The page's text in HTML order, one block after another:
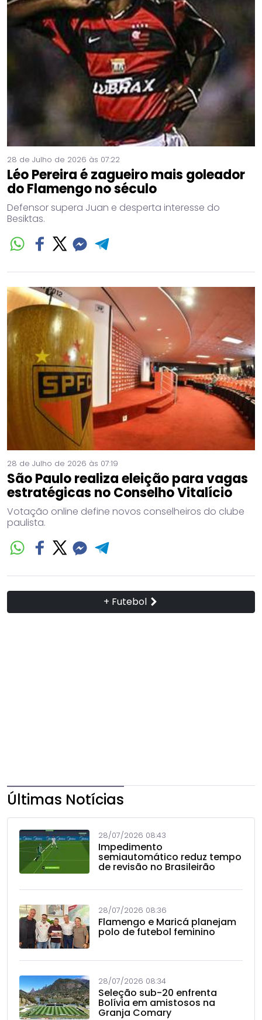
28 de Julho de 2026 às 07:22
Léo Pereira é zagueiro mais goleador
do Flamengo no século
Defensor supera Juan e desperta interesse do
Besiktas.
28 de Julho de 2026 às 07:19
São Paulo realiza eleição para vagas
estratégicas no Conselho Vitalício
Votação online define novos conselheiros do clube
paulista.
+ Futebol
Últimas Notícias
28/07/2026 08:43
Impedimento
semiautomático reduz tempo
de revisão no Brasileirão
28/07/2026 08:36
Flamengo e Maricá planejam
polo de futebol feminino
28/07/2026 08:34
Seleção sub-20 enfrenta
Bolívia em amistosos na
Granja Comary